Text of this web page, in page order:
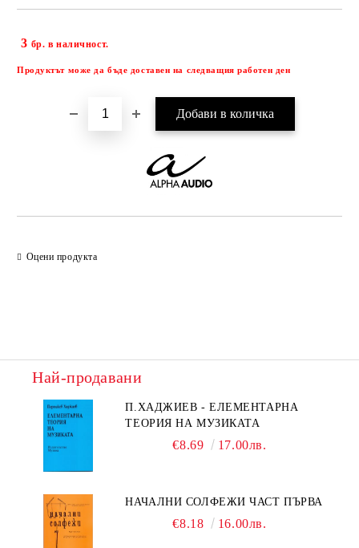
3 бр. в наличност.
Продуктът може да бъде доставен на следващия работен ден
Оцени продукта
Най-продавани
П.ХАДЖИЕВ - ЕЛЕМЕНТАРНА
ТЕОРИЯ НА МУЗИКАТА
€8.69 17.00лв.
НАЧАЛНИ СОЛФЕЖИ ЧАСТ ПЪРВА
€8.18 16.00лв.